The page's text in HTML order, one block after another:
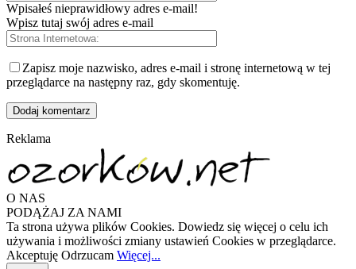
Wpisałeś nieprawidłowy adres e-mail!
Wpisz tutaj swój adres e-mail
Zapisz moje nazwisko, adres e-mail i stronę internetową w tej
przeglądarce na następny raz, gdy skomentuję.
Reklama
O NAS
PODĄŻAJ ZA NAMI
Ta strona używa plików Cookies. Dowiedz się więcej o celu ich
używania i możliwości zmiany ustawień Cookies w przeglądarce.
Akceptuję Odrzucam Więcej...